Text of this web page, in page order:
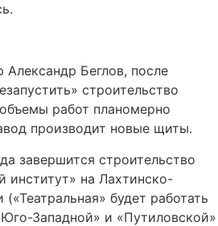
Александр Беглов, после
строительство
работ планомерно
производит новые щиты.
завершится строительство
институт» на Лахтинско-
будет работать
Западной» и «Путиловской»